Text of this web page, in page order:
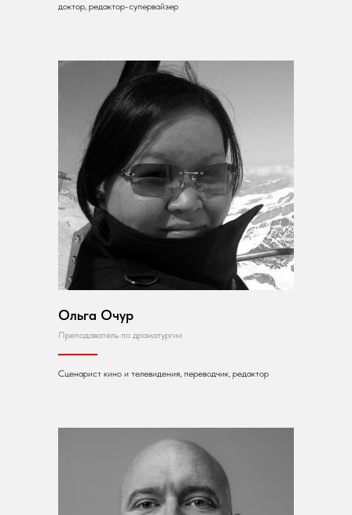
доктор, редактор-супервайзер
Ольга Очур
Преподаватель по драматургии
Сценарист кино и телевидения, переводчик, редактор